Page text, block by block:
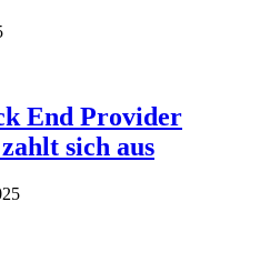
End Provider
sich aus